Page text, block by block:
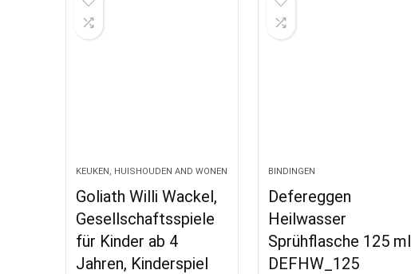
KEUKEN, HUISHOUDEN AND WONEN
Goliath Willi Wackel,
Gesellschaftsspiele
für Kinder ab 4
Jahren, Kinderspiel
BINDINGEN
Defereggen
Heilwasser
Sprühflasche 125 ml
DEFHW_125